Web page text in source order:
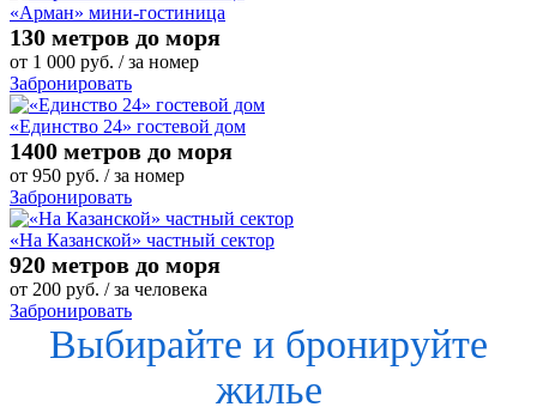
«Арман» мини-гостиница
130 метров до моря
от 1 000 руб. / за номер
Забронировать
«Единство 24» гостевой дом
1400 метров до моря
от 950 руб. / за номер
Забронировать
«На Казанской» частный сектор
920 метров до моря
от 200 руб. / за человека
Забронировать
Выбирайте и бронируйте
жилье